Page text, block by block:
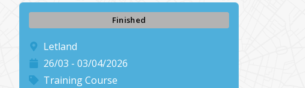
Finished
Letland
26/03 - 03/04/2026
Training Course